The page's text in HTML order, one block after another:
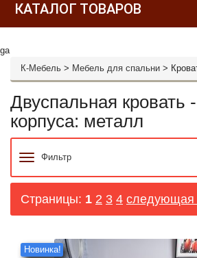
КАТАЛОГ ТОВАРОВ
ga
К-Мебель > Мебель для спальни >
Двуспальная кровать
корпуса: металл
Фильтр
Страницы: 1 2 3 4
Новинка!